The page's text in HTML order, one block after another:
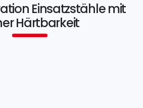
Einsatzstähle mit
Härtbarkeit